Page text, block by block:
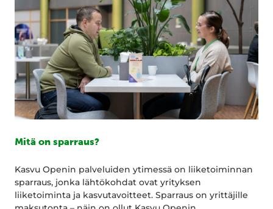
Mitä on sparraus?
Kasvu Openin palveluiden ytimessä on liiketoiminnan
sparraus, jonka lähtökohdat ovat yrityksen
liiketoiminta ja kasvutavoitteet. Sparraus on yrittäjille